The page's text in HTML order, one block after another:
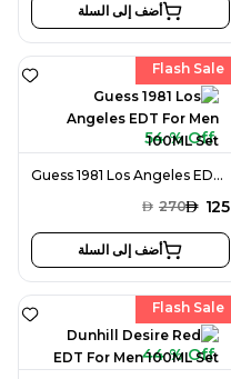
أضف إلى السلة
Flash Sale
54 % Off
Guess 1981 Los Angeles EDT For Men 100ML Set
AED 125
AED 270
أضف إلى السلة
Flash Sale
44 % Off